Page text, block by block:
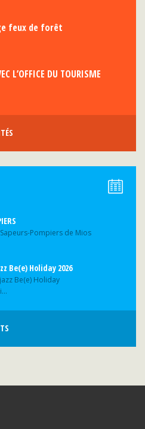
feux de forêt
L’OFFICE DU TOURISME
Sapeurs-Pompiers de Mios
Be(e) Holiday 2026
Be(e) Holiday